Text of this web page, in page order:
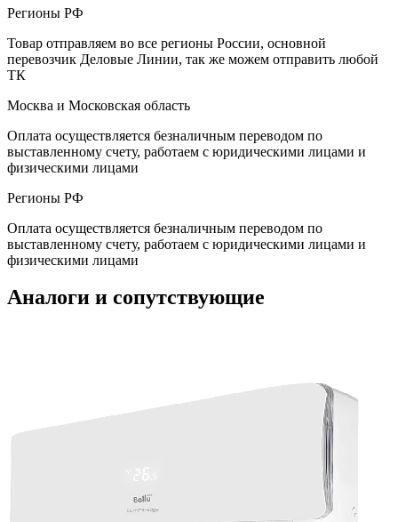
Регионы РФ
Товар отправляем во все регионы России, основной
перевозчик Деловые Линии, так же можем отправить любой
ТК
Москва и Московская область
Оплата осуществляется безналичным переводом по
выставленному счету, работаем с юридическими лицами и
физическими лицами
Регионы РФ
Оплата осуществляется безналичным переводом по
выставленному счету, работаем с юридическими лицами и
физическими лицами
Аналоги и сопутствующие